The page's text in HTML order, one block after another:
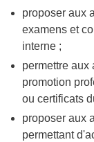
proposer aux
examens et
interne ;
permettre aux
promotion
ou certificats
proposer aux
permettant